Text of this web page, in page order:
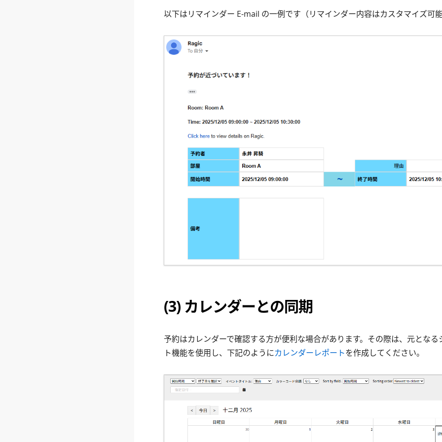
以下はリマインダー E-mail の一例です（リマインダー内容はカスタマイズ可能
(3) カレンダーとの同期
予約はカレンダーで確認する方が便利な場合があります。その際は、元となる
ト機能を使用し、下記のようにカレンダーレポートを作成してください。